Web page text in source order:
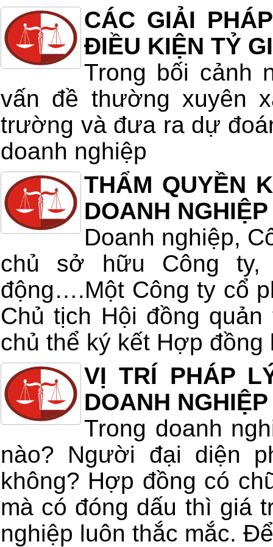
CÁC GIẢI
ĐIỀU KIỆN TỶ
Trong bối cảnh
vấn đề thường xuyên
trường và đưa ra dự
doanh nghiệp
THẨM QUYỀN
DOANH NGHIỆP
Doanh nghiệp,
chủ sở hữu Công
động….Một Công ty cổ
Chủ tịch Hội đồng
chủ thể ký kết Hợp
VỊ TRÍ PHÁP
DOANH NGHIỆP
Trong doanh
nào? Người đại diện
không? Hợp đồng có
mà có đóng dấu thì giá
nghiệp luôn thắc mắc.